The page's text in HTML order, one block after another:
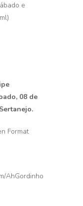
e
08 de
Format
AhGordinho